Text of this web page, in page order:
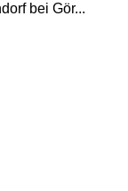
bei Gör...